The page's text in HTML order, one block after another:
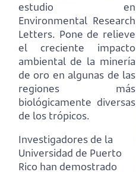
estudio en
Environmental Research
Letters. Pone de relieve
el creciente impacto
ambiental de la minería
de oro en algunas de las
regiones más
biológicamente diversas
de los trópicos.
Investigadores de la
Universidad de Puerto
Rico han demostrado